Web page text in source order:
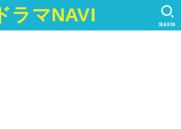
ドラマNAVI SEARCH